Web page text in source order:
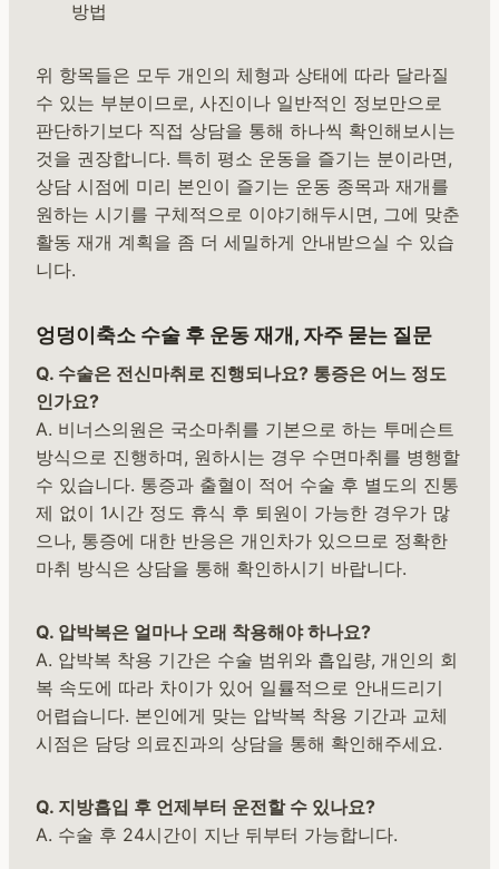
방법
위 항목들은 모두 개인의 체형과 상태에 따라 달라질
수 있는 부분이므로, 사진이나 일반적인 정보만으로
판단하기보다 직접 상담을 통해 하나씩 확인해보시는
것을 권장합니다. 특히 평소 운동을 즐기는 분이라면,
상담 시점에 미리 본인이 즐기는 운동 종목과 재개를
원하는 시기를 구체적으로 이야기해두시면, 그에 맞춘
활동 재개 계획을 좀 더 세밀하게 안내받으실 수 있습
니다.
엉덩이축소 수술 후 운동 재개, 자주 묻는 질문
Q. 수술은 전신마취로 진행되나요? 통증은 어느 정도
인가요?
A. 비너스의원은 국소마취를 기본으로 하는 투메슨트
방식으로 진행하며, 원하시는 경우 수면마취를 병행할
수 있습니다. 통증과 출혈이 적어 수술 후 별도의 진통
제 없이 1시간 정도 휴식 후 퇴원이 가능한 경우가 많
으나, 통증에 대한 반응은 개인차가 있으므로 정확한
마취 방식은 상담을 통해 확인하시기 바랍니다.
Q. 압박복은 얼마나 오래 착용해야 하나요?
A. 압박복 착용 기간은 수술 범위와 흡입량, 개인의 회
복 속도에 따라 차이가 있어 일률적으로 안내드리기
어렵습니다. 본인에게 맞는 압박복 착용 기간과 교체
시점은 담당 의료진과의 상담을 통해 확인해주세요.
Q. 지방흡입 후 언제부터 운전할 수 있나요?
A. 수술 후 24시간이 지난 뒤부터 가능합니다.